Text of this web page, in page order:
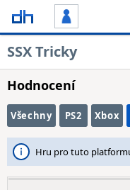
SSX Tricky
Hodnocení
Všechny PS2 Xbox
Hru pro tuto